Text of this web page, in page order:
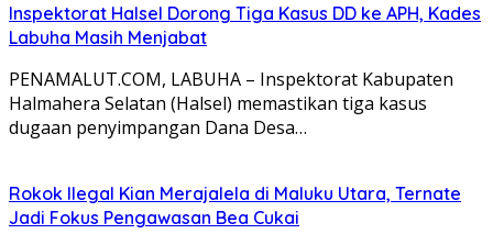
Inspektorat Halsel Dorong Tiga Kasus DD ke APH, Kades
Labuha Masih Menjabat
PENAMALUT.COM, LABUHA – Inspektorat Kabupaten
Halmahera Selatan (Halsel) memastikan tiga kasus
dugaan penyimpangan Dana Desa…
Rokok Ilegal Kian Merajalela di Maluku Utara, Ternate
Jadi Fokus Pengawasan Bea Cukai